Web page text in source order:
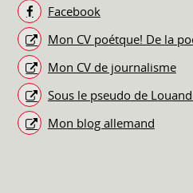
Facebook
Mon CV poétque! De la
Mon CV de journalisme
Sous le pseudo de
Mon blog allemand